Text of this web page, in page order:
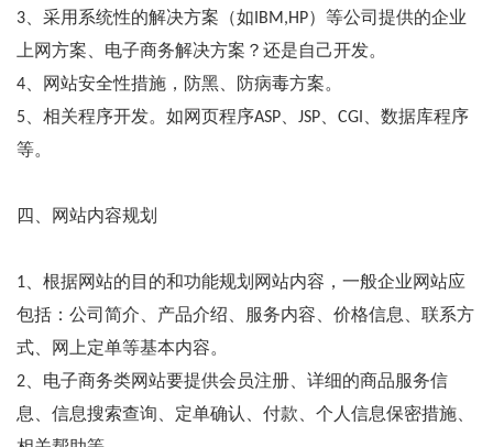
3、采用系统性的解决方案（如IBM,HP）等公司提供的企业
上网方案、电子商务解决方案？还是自己开发。
4、网站安全性措施，防黑、防病毒方案。
5、相关程序开发。如网页程序ASP、JSP、CGI、数据库程序
等。
四、网站内容规划
1、根据网站的目的和功能规划网站内容，一般企业网站应
包括：公司简介、产品介绍、服务内容、价格信息、联系方
式、网上定单等基本内容。
2、电子商务类网站要提供会员注册、详细的商品服务信
息、信息搜索查询、定单确认、付款、个人信息保密措施、